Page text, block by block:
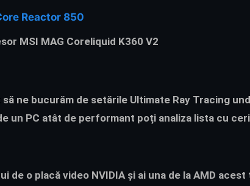
Reactor 850
MSI MAG Coreliquid K360 V2
ne bucurăm de setările Ultimate Ray Tracing
un PC atât de performant poți analiza lista cu
de o placă video NVIDIA și ai una de la AMD